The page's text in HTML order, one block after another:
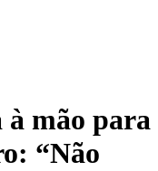
à mão para
“Não